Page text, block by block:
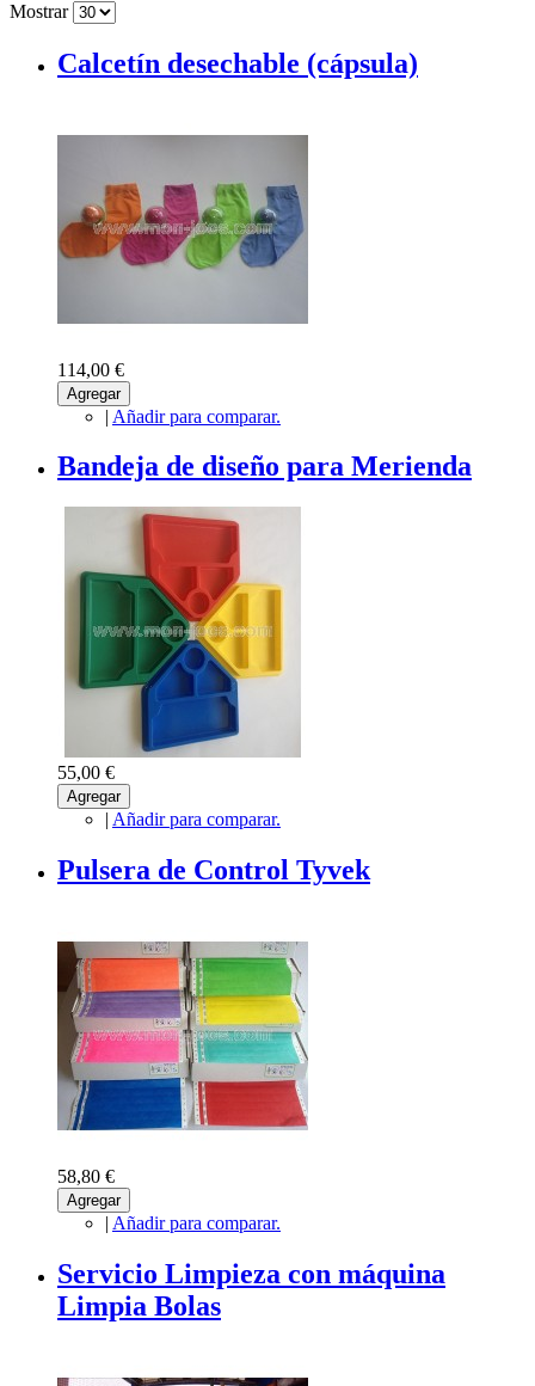
Mostrar
Calcetín desechable (cápsula)
114,00 €
Agregar
| Añadir para comparar.
Bandeja de diseño para Merienda
55,00 €
Agregar
| Añadir para comparar.
Pulsera de Control Tyvek
58,80 €
Agregar
| Añadir para comparar.
Servicio Limpieza con máquina
Limpia Bolas